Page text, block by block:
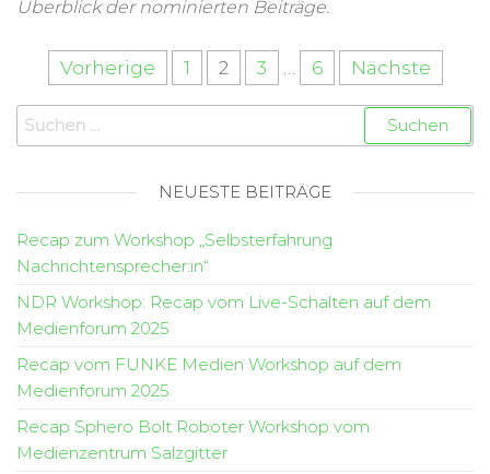
Überblick der nominierten Beiträge.
Vorherige 1 2 3 6 Nächste
NEUESTE BEITRÄGE
Recap zum Workshop „Selbsterfahrung
Nachrichtensprecher:in“
NDR Workshop: Recap vom Live-Schalten auf dem
Medienforum 2025
Recap vom FUNKE Medien Workshop auf dem
Medienforum 2025
Recap Sphero Bolt Roboter Workshop vom
Medienzentrum Salzgitter